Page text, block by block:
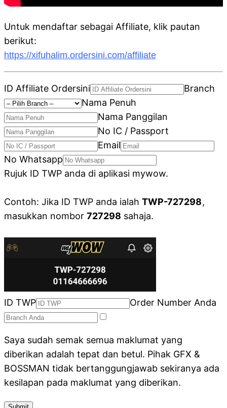
Untuk mendaftar sebagai Affiliate, klik pautan
berikut:
https://xifuhalim.ordersini.com/affiliate
ID Affiliate Ordersini
Branch
Nama Penuh
Nama Panggilan
No IC / Passport
Email
No Whatsapp
Rujuk ID TWP anda di aplikasi mywow.
Contoh: Jika ID TWP anda ialah TWP-727298,
masukkan nombor 727298 sahaja.
ID TWP Order Number Anda
Saya sudah semak semua maklumat yang
diberikan adalah tepat dan betul. Pihak GFX &
BOSSMAN tidak bertanggungjawab sekiranya ada
kesilapan pada maklumat yang diberikan.